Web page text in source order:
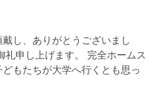
し、ありがとうございまし
礼申し上げます。 完全ホームス
もたちが大学へ行くとも思っ